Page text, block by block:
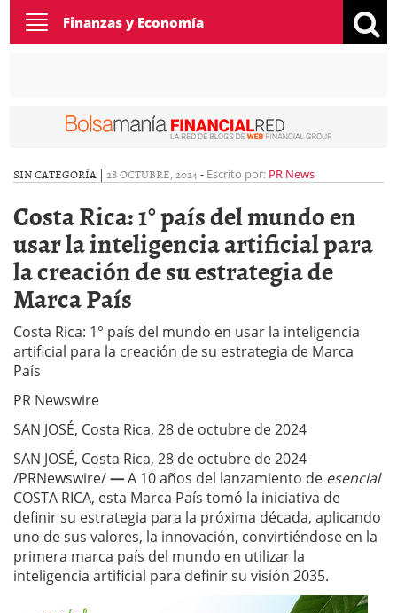
Toggle
navigation
Finanzas y Economía
SIN CATEGORÍA | 28 OCTUBRE, 2024- Escrito por: PR News
Costa Rica: 1° país del mundo en
usar la inteligencia artificial para
la creación de su estrategia de
Marca País
Costa Rica: 1° país del mundo en usar la inteligencia
artificial para la creación de su estrategia de Marca
País
PR Newswire
SAN JOSÉ, Costa Rica, 28 de octubre de 2024
SAN JOSÉ, Costa Rica, 28 de octubre de 2024
/PRNewswire/—A 10 años del lanzamiento de esencial
COSTA RICA, esta Marca País tomó la iniciativa de
definir su estrategia para la próxima década, aplicando
uno de sus valores, la innovación, convirtiéndose en la
primera marca país del mundo en utilizar la
inteligencia artificial para definir su visión 2035.